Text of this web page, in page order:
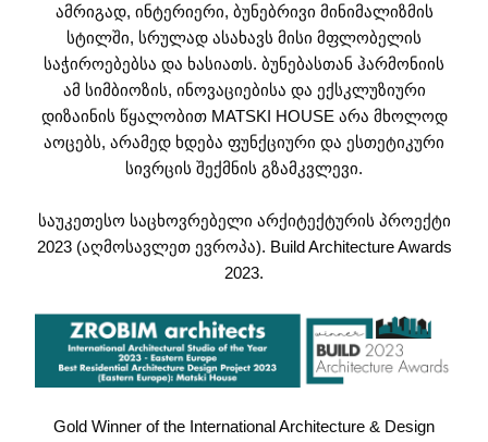
ამრიგად, ინტერიერი, ბუნებრივი მინიმალიზმის
სტილში, სრულად ასახავს მისი მფლობელის
საჭიროებებსა და ხასიათს. ბუნებასთან ჰარმონიის
ამ სიმბიოზის, ინოვაციებისა და ექსკლუზიური
დიზაინის წყალობით MATSKI HOUSE არა მხოლოდ
აოცებს, არამედ ხდება ფუნქციური და ესთეტიკური
სივრცის შექმნის გზამკვლევი.
საუკეთესო საცხოვრებელი არქიტექტურის პროექტი
2023 (აღმოსავლეთ ევროპა). Build Architecture Awards
2023.
Gold Winner of the International Architecture & Design